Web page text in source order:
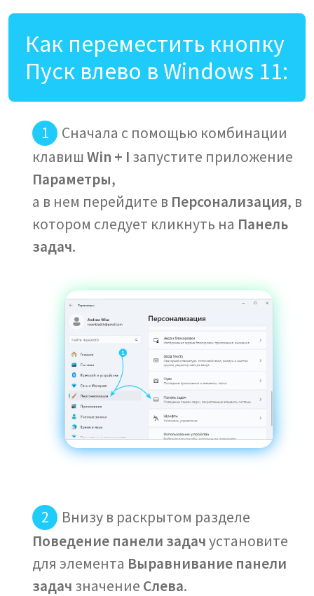
Как переместить кнопку
Пуск влево в Windows 11:
Сначала с помощью комбинации
клавишWin + I запустите приложение
Параметры,
а в нем перейдите в Персонализация, в
котором следует кликнуть на Панель
задач.
Внизу в раскрытом разделе
Поведение панели задачустановите
для элемента Выравнивание панели
задач значение Слева.